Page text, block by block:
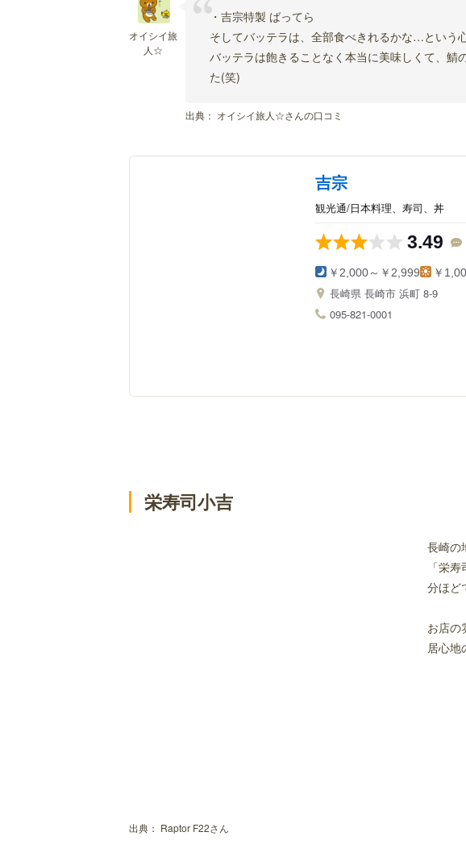
オイシイ旅
人☆
・吉宗特製 ばってら
そしてバッテラは、全部食べきれるかな…という
バッテラは飽きることなく本当に美味しくて、鯖
た(笑)
出典： オイシイ旅人☆さんの口コミ
吉宗
観光通/日本料理、寿司、丼
3.49
￥2,000～￥2,999 ￥
長崎県 長崎市 浜町 8-9
095-821-0001
栄寿司小吉
出典： Raptor F22さん
長崎の
「栄
分ほど
お店の
居心地